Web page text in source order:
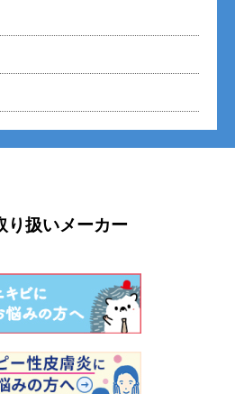
り扱いメーカー